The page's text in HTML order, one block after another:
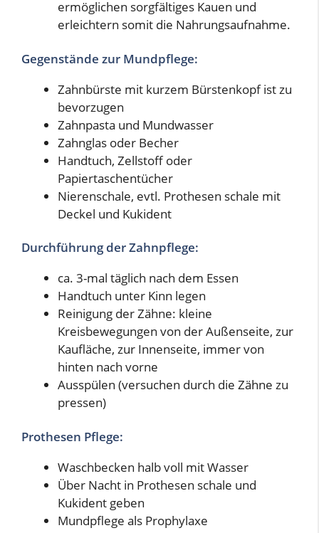
ermöglichen sorgfältiges Kauen und
erleichtern somit die Nahrungsaufnahme.
Gegenstände zur Mundpflege:
Zahnbürste mit kurzem Bürstenkopf ist zu
bevorzugen
Zahnpasta und Mundwasser
Zahnglas oder Becher
Handtuch, Zellstoff oder
Papiertaschentücher
Nierenschale, evtl. Prothesen schale mit
Deckel und Kukident
Durchführung der Zahnpflege:
ca. 3-mal täglich nach dem Essen
Handtuch unter Kinn legen
Reinigung der Zähne: kleine
Kreisbewegungen von der Außenseite, zur
Kaufläche, zur Innenseite, immer von
hinten nach vorne
Ausspülen (versuchen durch die Zähne zu
pressen)
Prothesen Pflege:
Waschbecken halb voll mit Wasser
Über Nacht in Prothesen schale und
Kukident geben
Mundpflege als Prophylaxe